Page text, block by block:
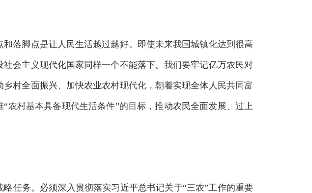
脚点是让人民生活越过越好。即使未来我国城镇化达到很高
会主义现代化国家同样一个不能落下。我们要牢记亿万农民对
村全面振兴、加快农业农村现代化，朝着实现全体人民共同富
农村基本具备现代生活条件”的目标，推动农民全面发展、过上
务。必须深入贯彻落实习近平总书记关于“三农”工作的重要